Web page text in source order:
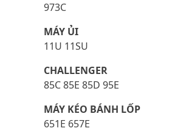
973C
MÁY ỦI
11U 11SU
CHALLENGER
85C 85E 85D 95E
MÁY KÉO BÁNH LỐP
651E 657E